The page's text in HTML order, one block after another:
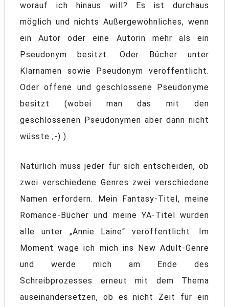
worauf ich hinaus will? Es ist durchaus
möglich und nichts Außergewöhnliches, wenn
ein Autor oder eine Autorin mehr als ein
Pseudonym besitzt. Oder Bücher unter
Klarnamen sowie Pseudonym veröffentlicht.
Oder offene und geschlossene Pseudonyme
besitzt (wobei man das mit den
geschlossenen Pseudonymen aber dann nicht
wüsste ;-) ).
Natürlich muss jeder für sich entscheiden, ob
zwei verschiedene Genres zwei verschiedene
Namen erfordern. Mein Fantasy-Titel, meine
Romance-Bücher und meine YA-Titel wurden
alle unter „Annie Laine“ veröffentlicht. Im
Moment wage ich mich ins New Adult-Genre
und werde mich am Ende des
Schreibprozesses erneut mit dem Thema
auseinandersetzen, ob es nicht Zeit für ein